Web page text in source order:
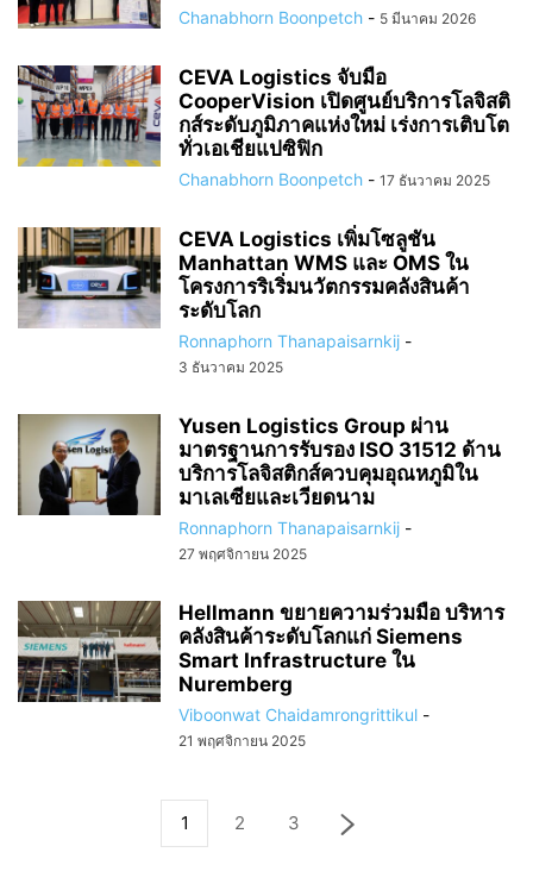
Chanabhorn Boonpetch - 5 มีนาคม 2026
CEVA Logistics จับมือ
CooperVision เปิดศูนย์บริการโลจิสติ
กส์ระดับภูมิภาคแห่งใหม่ เร่งการเติบโต
ทั่วเอเชียแปซิฟิก
Chanabhorn Boonpetch - 17 ธันวาคม 2025
CEVA Logistics เพิ่มโซลูชัน
Manhattan WMS และ OMS ใน
โครงการริเริ่มนวัตกรรมคลังสินค้า
ระดับโลก
Ronnaphorn Thanapaisarnkij -
3 ธันวาคม 2025
Yusen Logistics Group ผ่าน
มาตรฐานการรับรอง ISO 31512 ด้าน
บริการโลจิสติกส์ควบคุมอุณหภูมิใน
มาเลเซียและเวียดนาม
Ronnaphorn Thanapaisarnkij -
27 พฤศจิกายน 2025
Hellmann ขยายความร่วมมือ บริหาร
คลังสินค้าระดับโลกแก่ Siemens
Smart Infrastructure ใน
Nuremberg
Viboonwat Chaidamrongrittikul -
21 พฤศจิกายน 2025
1 2 3